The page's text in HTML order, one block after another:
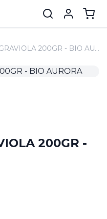
HARINA DE GRAVIOLA 200GR - BIO AURORA
200GR -